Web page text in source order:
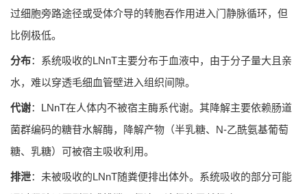
过细胞旁路途径或受体介导的转胞吞作用进入门静脉循环，但
比例极低。
分布：系统吸收的LNnT主要分布于血液中，由于分子量大且亲
水，难以穿透毛细血管壁进入组织间隙。
代谢：LNnT在人体内不被宿主酶系代谢。其降解主要依赖肠道
菌群编码的糖苷水解酶，降解产物（半乳糖、N-乙酰氨基葡萄
糖、乳糖）可被宿主吸收利用。
排泄：未被吸收的LNnT随粪便排出体外。系统吸收的部分可能